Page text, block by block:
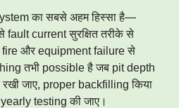
का सबसे अहम हिस्सा है—
fault current सुरक्षित तरीके से
fire और equipment failure से
तभी possible है जब pit depth
जाए, proper backfilling किया
testing की जाए।